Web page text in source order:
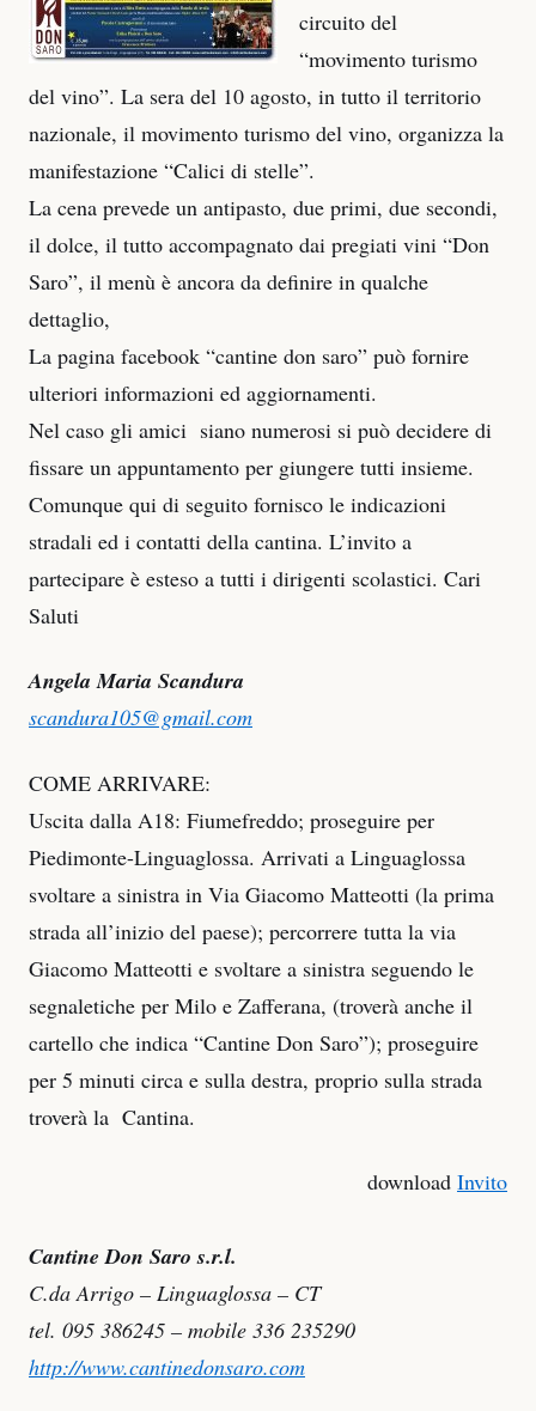
circuito del
“movimento turismo
del vino”. La sera del 10 agosto, in tutto il territorio
nazionale, il movimento turismo del vino, organizza la
manifestazione “Calici di stelle”.
La cena prevede un antipasto, due primi, due secondi,
il dolce, il tutto accompagnato dai pregiati vini “Don
Saro”, il menù è ancora da definire in qualche
dettaglio,
La pagina facebook “cantine don saro” può fornire
ulteriori informazioni ed aggiornamenti.
Nel caso gli amici siano numerosi si può decidere di
fissare un appuntamento per giungere tutti insieme.
Comunque qui di seguito fornisco le indicazioni
stradali ed i contatti della cantina. L’invito a
partecipare è esteso a tutti i dirigenti scolastici. Cari
Saluti
Angela Maria Scandura
scandura105@gmail.com
COME ARRIVARE:
Uscita dalla A18: Fiumefreddo; proseguire per
Piedimonte-Linguaglossa. Arrivati a Linguaglossa
svoltare a sinistra in Via Giacomo Matteotti (la prima
strada all’inizio del paese); percorrere tutta la via
Giacomo Matteotti e svoltare a sinistra seguendo le
segnaletiche per Milo e Zafferana, (troverà anche il
cartello che indica “Cantine Don Saro”); proseguire
per 5 minuti circa e sulla destra, proprio sulla strada
troverà la Cantina.
download Invito
Cantine Don Saro s.r.l.
C.da Arrigo – Linguaglossa – CT
tel. 095 386245 – mobile 336 235290
http://www.cantinedonsaro.com